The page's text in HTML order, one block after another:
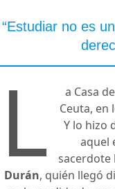
“Estudiar no es
L
a Casa
Ceuta, en
Y lo hizo
aquel
sacerdote
Durán, quién llegó